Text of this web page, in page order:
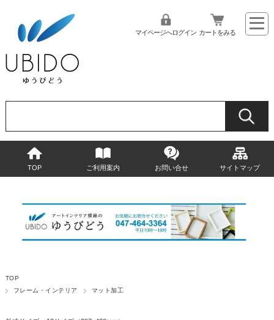
マイページへログイン カートをみる
TOP ご利用案内 お問い合せ サイトマップ
TOP
フレーム・インテリア
マット加工